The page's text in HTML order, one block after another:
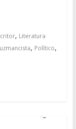
, Literatura
, Político,